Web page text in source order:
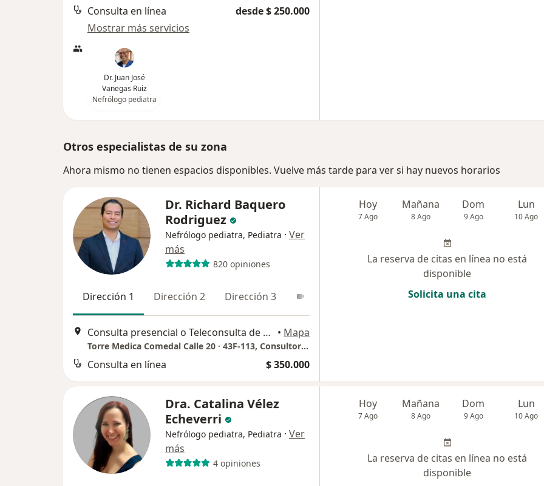
Consulta en línea
desde $ 250.000
Mostrar más servicios
Dr. Juan José
Vanegas Ruiz
Nefrólogo pediatra
Otros especialistas de su zona
Ahora mismo no tienen espacios disponibles. Vuelve más tarde para ver si hay nuevos horarios
Dr. Richard Baquero
Rodriguez
Nefrólogo pediatra, Pediatra · Ver
más
820 opiniones
Dirección 1 Dirección 2 Dirección 3
Consulta presencial o Teleconsulta de Nefrologia Pediátrica, Medellín • Mapa
Torre Medica Comedal Calle 20 · 43F-113, Consultorio 1115 – Sector Ciudad del Río, Medellín (Miercoles y Jueves)
Consulta en línea $ 350.000
Hoy
7 Ago
Mañana
8 Ago
Dom
9 Ago
Lun
10 Ago
La reserva de citas en línea no está
disponible
Solicita una cita
Dra. Catalina Vélez
Echeverri
Nefrólogo pediatra, Pediatra · Ver
más
4 opiniones
Hoy
7 Ago
Mañana
8 Ago
Dom
9 Ago
Lun
10 Ago
La reserva de citas en línea no está
disponible